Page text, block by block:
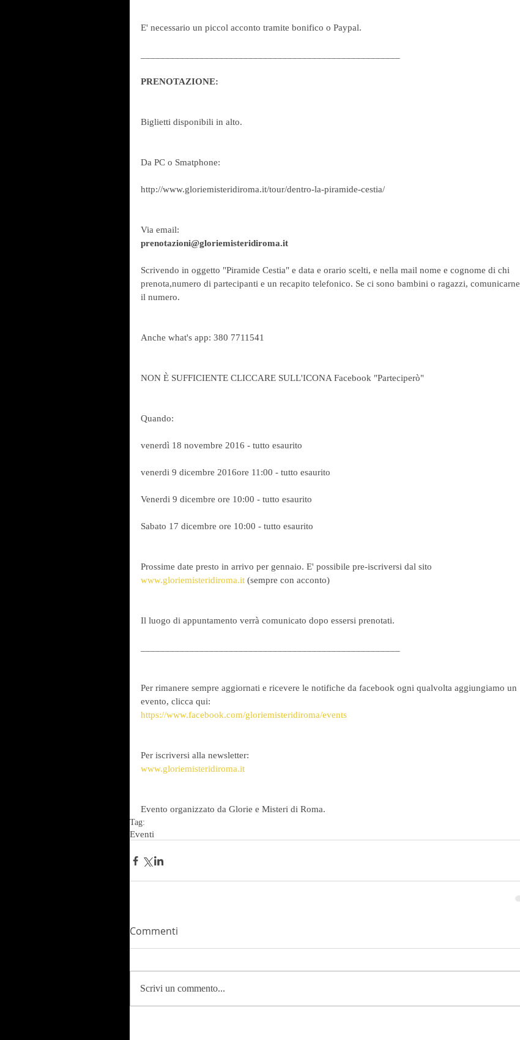
E' necessario un piccol acconto tramite bonifico o Paypal.
PRENOTAZIONE:
Biglietti disponibili in alto.
Da PC o Smatphone:
http://www.gloriemisteridiroma.it/tour/dentro-la-piramide-cestia/
Via email:
prenotazioni@gloriemisteridiroma.it
Scrivendo in oggetto "Piramide Cestia" e data e orario scelti, e nella mail nome e cognome di chi
prenota,numero di partecipanti e un recapito telefonico. Se ci sono bambini o ragazzi, comunicarne
il numero.
Anche what's app: 380 7711541
NON È SUFFICIENTE CLICCARE SULL'ICONA Facebook "Parteciperò"
Quando:
venerdì 18 novembre 2016 - tutto esaurito
venerdi 9 dicembre 2016ore 11:00 - tutto esaurito
Venerdi 9 dicembre ore 10:00 - tutto esaurito
Sabato 17 dicembre ore 10:00 - tutto esaurito
Prossime date presto in arrivo per gennaio. E' possibile pre-iscriversi dal sito
www.gloriemisteridiroma.it (sempre con acconto)
Il luogo di appuntamento verrà comunicato dopo essersi prenotati.
Per rimanere sempre aggiornati e ricevere le notifiche da facebook ogni qualvolta aggiungiamo un
evento, clicca qui:
https://www.facebook.com/gloriemisteridiroma/events
Per iscriversi alla newsletter:
www.gloriemisteridiroma.it
Evento organizzato da Glorie e Misteri di Roma.
Tag:
Eventi
Commenti
Scrivi un commento...